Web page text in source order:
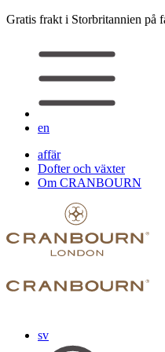
Gratis frakt i Storbritannien på
en
affär
Dofter och växter
Om CRANBOURN
sv